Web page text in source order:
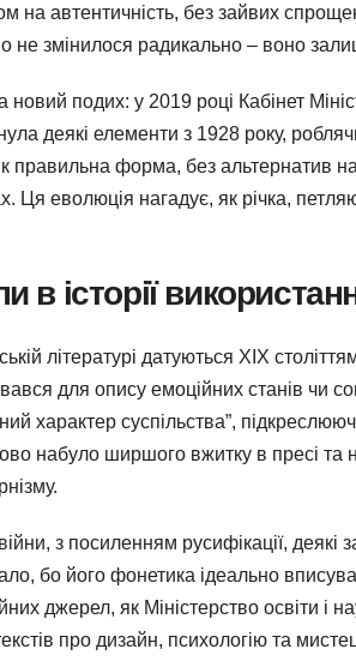
на автентичність, без зайвих
не змінилося радикально – воно
подих: у 2019 році Кабінет
деякі елементи з 1928 року,
правильна форма, без альтернатив
Ця еволюція нагадує, як річка,
в історії
літературі датуються XIX
для опису емоційних станів чи
характер суспільства”,
набуло ширшого вжитку в пресі
війни, з посиленням русифікації,
бо його фонетика ідеально
джерел, як Міністерство освіти і
про дизайн, психологію та